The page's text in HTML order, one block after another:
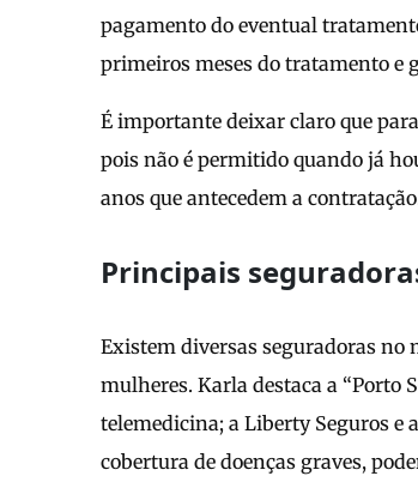
pagamento do eventual
primeiros meses do tratamento e
É importante deixar claro que
pois não é permitido quando já
anos que antecedem a
Principais
Existem diversas seguradoras no
mulheres. Karla destaca a “Porto
telemedicina; a Liberty Seguros e
cobertura de doenças graves,